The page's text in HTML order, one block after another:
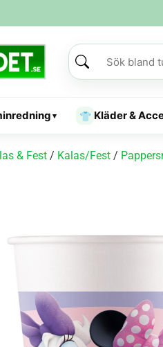
▾ 👕 Kläder &
& Fest / Kalas/Fest /